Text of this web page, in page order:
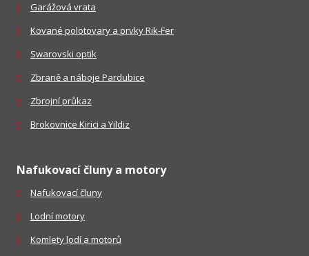
Garážová vrata
Kované polotovary a prvky Rik-Fer
Swarovski optik
Zbraně a náboje Pardubice
Zbrojní průkaz
Brokovnice Kirici a Yildiz
Nafukovací čluny a motory
Nafukovací čluny
Lodní motory
Komlety lodí a motorů